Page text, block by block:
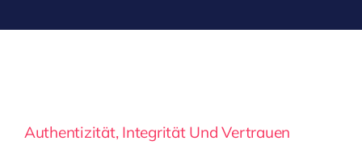
Authentizität, Integrität Und Vertrauen